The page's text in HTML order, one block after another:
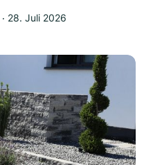
‧ 28. Juli 2026